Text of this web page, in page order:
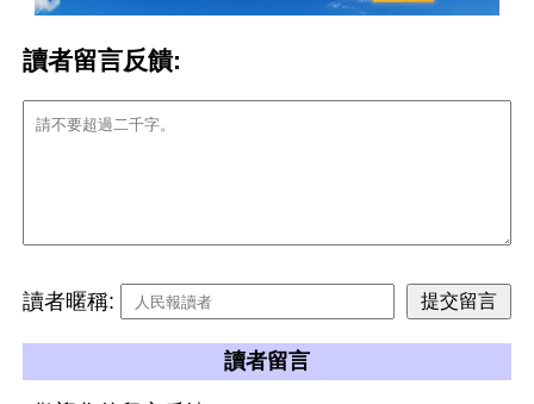
讀者留言反饋:
讀者暱稱:
讀者留言